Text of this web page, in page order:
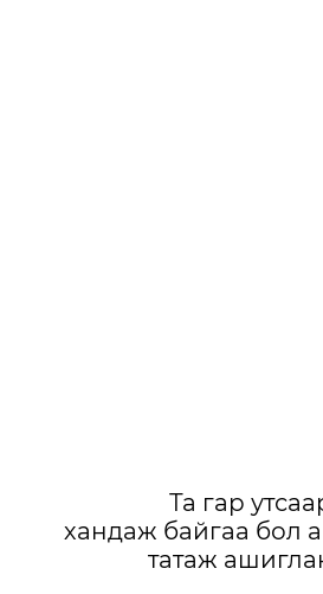
Та гар
хандаж байгаа бол
татаж